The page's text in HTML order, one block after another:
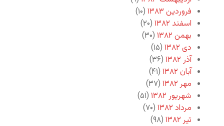
فروردین ۱۳۸۳
(۱۰)
اسفند ۱۳۸۲
(۲۰)
بهمن ۱۳۸۲
(۳۰)
دی ۱۳۸۲
(۱۵)
آذر ۱۳۸۲
(۳۶)
آبان ۱۳۸۲
(۴۱)
مهر ۱۳۸۲
(۳۷)
شهریور ۱۳۸۲
(۵۱)
مرداد ۱۳۸۲
(۷۰)
تیر ۱۳۸۲
(۹۸)